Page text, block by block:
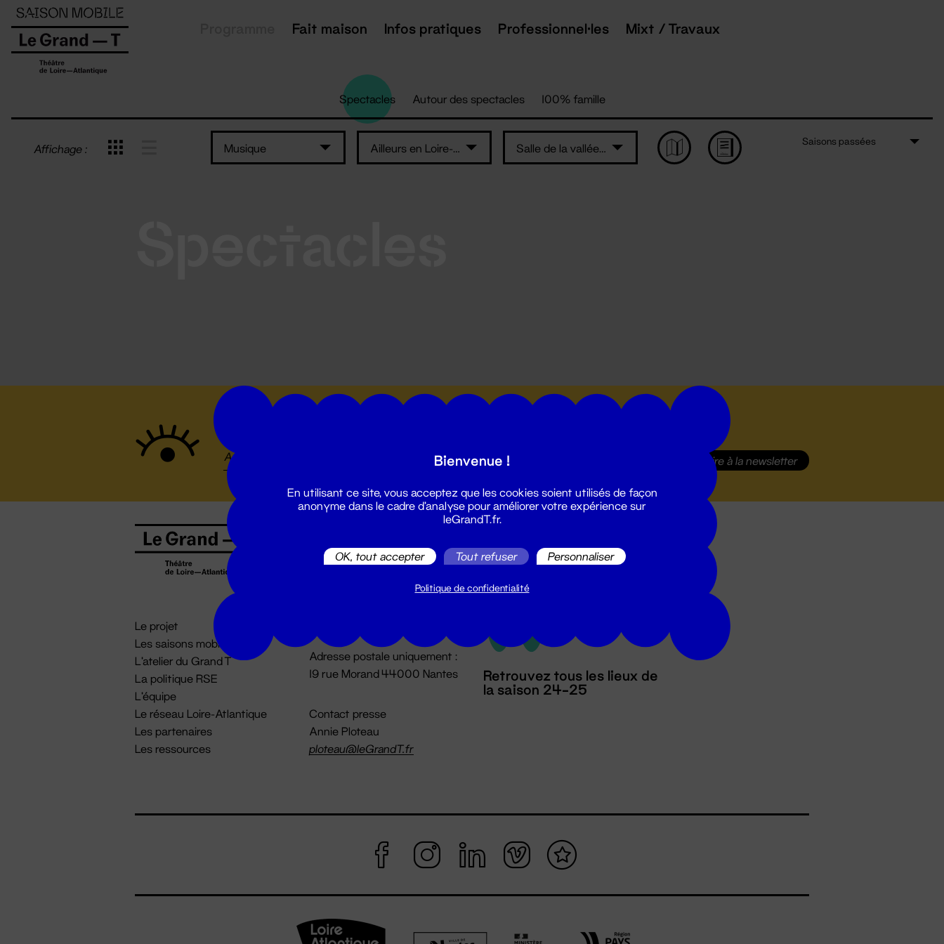
Fait maison Infos pratiques Professionnel·les Mixt / Travaux
Spectacles Autour des spectacles 100% famille
Affichage : Musique Ailleurs en Loire-Atlantique Salle de la vallée de Tenu - Machecoul
Saisons passées
S'inscrire à la newsletter
Le projet
Les saisons mobiles
L'atelier du Grand T
La politique RSE
L'équipe
Le réseau Loire-Atlantique
Les partenaires
Les ressources
02 51 88 25 25
billetterie@leGrandT.fr
Du lundi au vendredi 14h → 18h
Adresse postale uniquement :
19 rue Morand 44000 Nantes
Contact presse
Annie Ploteau
ploteau@leGrandT.fr
Retrouvez tous les lieux de
la saison 24-25
Panneau de gestion des cookies
Bienvenue !
En utilisant ce site, vous acceptez que les cookies soient utilisés de façon
anonyme dans le cadre d'analyse pour améliorer votre expérience sur
leGrandT.fr.
OK, tout accepter Tout refuser Personnaliser
Politique de confidentialité